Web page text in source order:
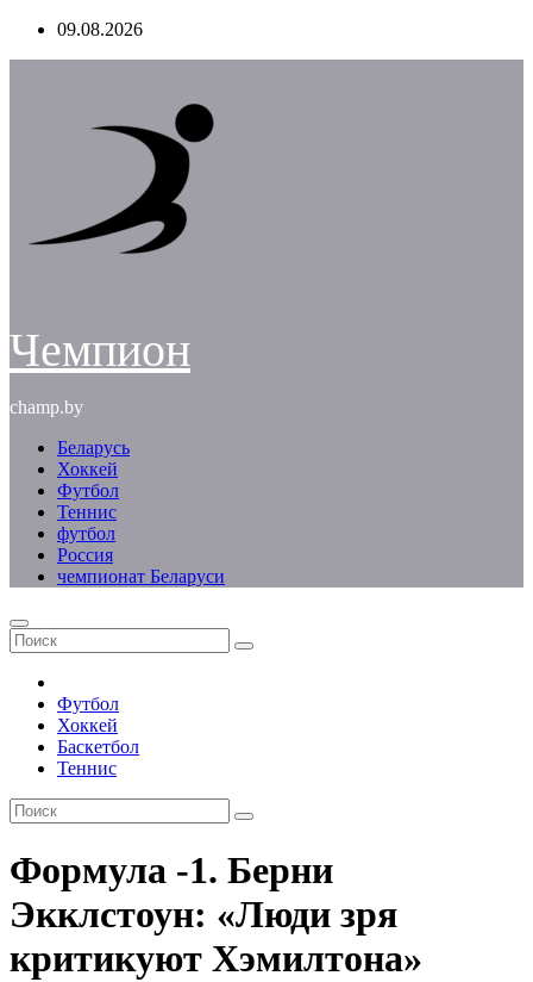
Перейти09.08.2026
Чемпион
champ.by
Беларусь
Хоккей
Футбол
Теннис
футбол
Россия
чемпионат Беларуси
Футбол
Хоккей
Баскетбол
Теннис
Формула -1. Берни
Экклстоун: «Люди зря
критикуют Хэмилтона»